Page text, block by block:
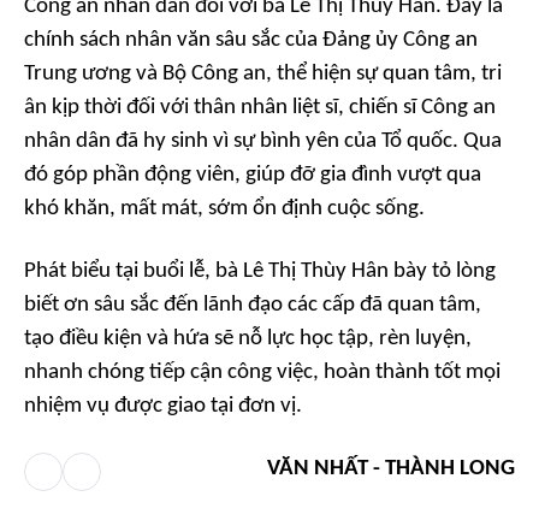
Công an nhân dân đối với bà Lê Thị Thùy Hân. Đây là
chính sách nhân văn sâu sắc của Đảng ủy Công an
Trung ương và Bộ Công an, thể hiện sự quan tâm, tri
ân kịp thời đối với thân nhân liệt sĩ, chiến sĩ Công an
nhân dân đã hy sinh vì sự bình yên của Tổ quốc. Qua
đó góp phần động viên, giúp đỡ gia đình vượt qua
khó khăn, mất mát, sớm ổn định cuộc sống.
Phát biểu tại buổi lễ, bà Lê Thị Thùy Hân bày tỏ lòng
biết ơn sâu sắc đến lãnh đạo các cấp đã quan tâm,
tạo điều kiện và hứa sẽ nỗ lực học tập, rèn luyện,
nhanh chóng tiếp cận công việc, hoàn thành tốt mọi
nhiệm vụ được giao tại đơn vị.
VĂN NHẤT - THÀNH LONG